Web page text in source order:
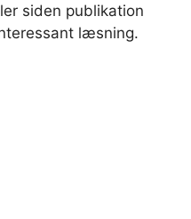
siden publikation
læsning.